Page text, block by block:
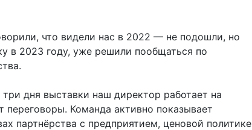
что видели нас в 2022 — не подошли, но
в 2023 году, уже решили пообщаться по
дня выставки наш директор работает на
переговоры. Команда активно показывает
партнёрства с предприятием, ценовой политике